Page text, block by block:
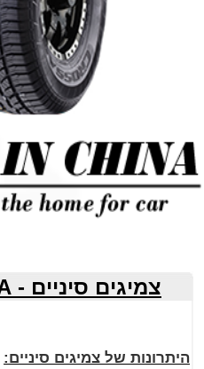
צמיגים סיניים - MADE IN CHINA
היתרונות של צמיגים סיניים: